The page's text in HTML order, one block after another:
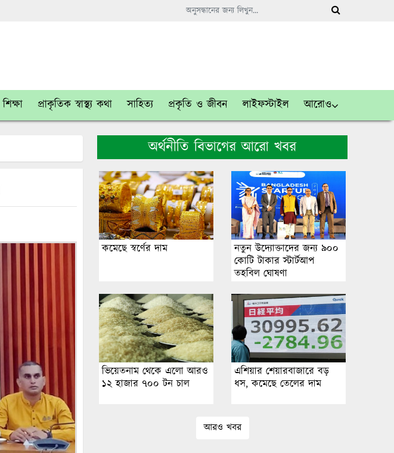
শিক্ষা প্রাকৃতিক স্বাস্থ্য কথা সাহিত্য প্রকৃতি ও জীবন লাইফস্টাইল আরোও
অর্থনীতি বিভাগের আরো খবর
কমেছে স্বর্ণের দাম
নতুন উদ্যোক্তাদের জন্য ৯০০
কোটি টাকার স্টার্টআপ
তহবিল ঘোষণা
ভিয়েতনাম থেকে এলো আরও
১২ হাজার ৭০০ টন চাল
এশিয়ার শেয়ারবাজারে বড়
ধস, কমেছে তেলের দাম
আরও খবর